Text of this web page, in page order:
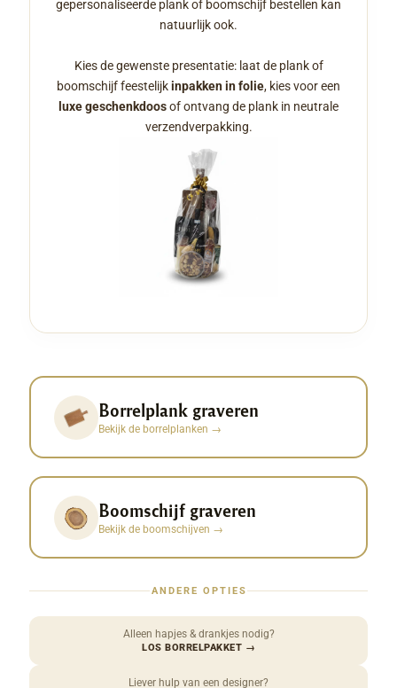
gepersonaliseerde plank of boomschijf bestellen kan
natuurlijk ook.
Kies de gewenste presentatie: laat de plank of
boomschijf feestelijkinpakken in folie, kies voor een
luxe geschenkdoosof ontvang de plank in neutrale
verzendverpakking.
Borrelplank graveren
Bekijk de borrelplanken →
Boomschijf graveren
Bekijk de boomschijven →
ANDERE OPTIES
Alleen hapjes & drankjes nodig?
LOS BORRELPAKKET →
Liever hulp van een designer?